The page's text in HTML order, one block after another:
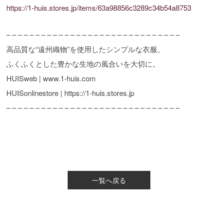
https://1-huis.stores.jp/items/63a98856c3289c34b54a8753
– – – – – – – – – – – – – – – – – – – – – – – – – – – – – –
高品質な“遠州織物”を使用したシンプルな衣服。
ふくふくとした豊かな生地の風合いを大切に。
HUISweb | www.1-huis.com
HUISonlinestore | https://1-huis.stores.jp
– – – – – – – – – – – – – – – – – – – – – – – – – – – – – –
一覧へ戻る